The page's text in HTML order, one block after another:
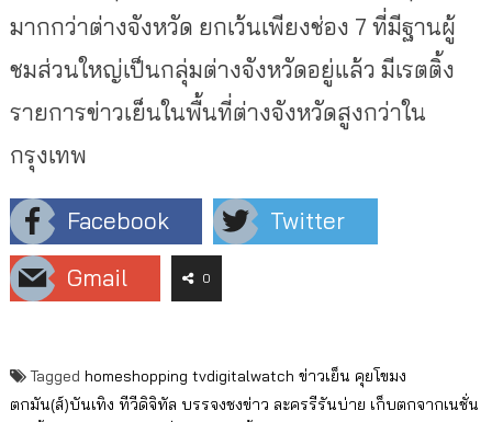
มากกว่าต่างจังหวัด ยกเว้นเพียงช่อง 7 ที่มีฐานผู้
ชมส่วนใหญ่เป็นกลุ่มต่างจังหวัดอยู่แล้ว มีเรตติ้ง
รายการข่าวเย็นในพื้นที่ต่างจังหวัดสูงกว่าใน
กรุงเทพ
Facebook
Twitter
Gmail
0
Tagged homeshopping tvdigitalwatch ข่าวเย็น คุยโขมง
ตกมัน(ส์)บันเทิง ทีวีดิจิทัล บรรจงชงข่าว ละครรีรันบ่าย เก็บตกจากเนชั่น